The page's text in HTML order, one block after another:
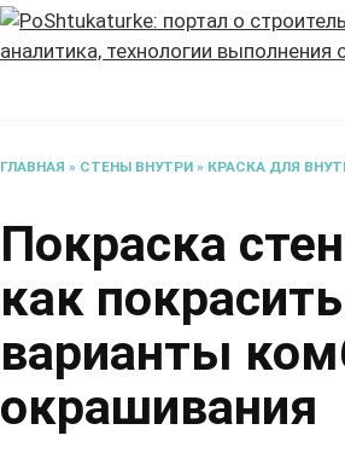
ГЛАВНАЯ » СТЕНЫ ВНУТРИ » КРАСКА ДЛЯ
Покраска
как
варианты
окрашивания